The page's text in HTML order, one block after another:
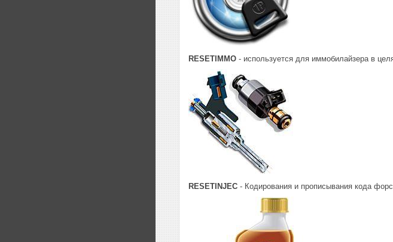
RESETIMMO - используется для иммобилайзера в
RESETINJEC - Кодирования и прописывания кода